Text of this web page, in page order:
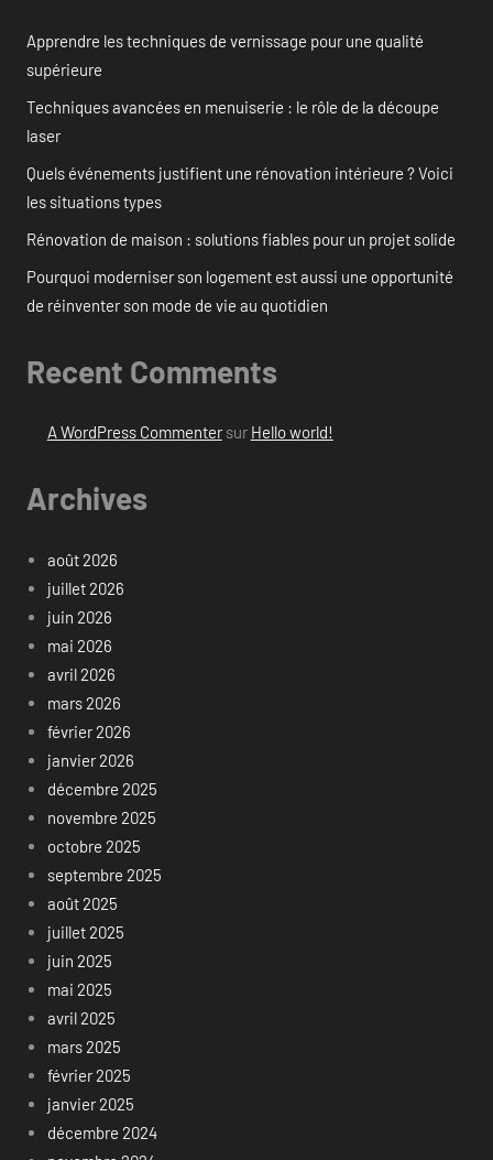
Apprendre les techniques de vernissage pour une qualité
supérieure
Techniques avancées en menuiserie : le rôle de la découpe
laser
Quels événements justifient une rénovation intérieure ? Voici
les situations types
Rénovation de maison : solutions fiables pour un projet solide
Pourquoi moderniser son logement est aussi une opportunité
de réinventer son mode de vie au quotidien
Recent Comments
A WordPress Commentersur Hello world!
Archives
août 2026
juillet 2026
juin 2026
mai 2026
avril 2026
mars 2026
février 2026
janvier 2026
décembre 2025
novembre 2025
octobre 2025
septembre 2025
août 2025
juillet 2025
juin 2025
mai 2025
avril 2025
mars 2025
février 2025
janvier 2025
décembre 2024